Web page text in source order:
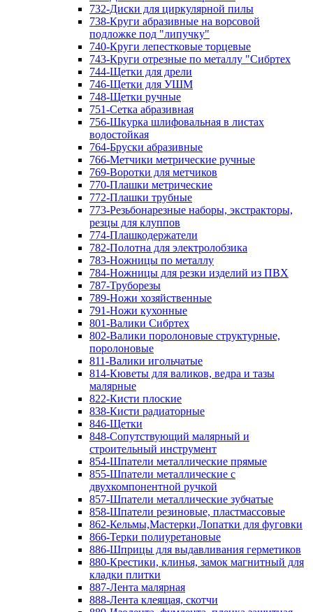
732-Диски для циркулярной пилы
738-Круги абразивные на ворсовой
подложке под "липучку"
740-Круги лепестковые торцевые
743-Круги отрезные по металлу "Сибртех
744-Щетки для дрели
746-Щетки для УШМ
748-Щетки ручные
751-Сетка абразивная
756-Шкурка шлифовальная в листах
водостойкая
764-Бруски абразивные
766-Метчики метрические ручные
769-Воротки для метчиков
770-Плашки метрические
772-Плашки трубные
773-Резьбонарезные наборы, экстракторы,
резцы для клуппов
774-Плашкодержатели
782-Полотна для электролобзика
783-Ножницы по металлу
784-Ножницы для резки изделий из ПВХ
787-Труборезы
789-Ножи хозяйственные
791-Ножи кухонные
801-Валики Сибртех
802-Валики поролоновые структурные,
поролоновые
811-Валики игольчатые
814-Кюветы для валиков, ведра и тазы
малярные
822-Кисти плоские
838-Кисти радиаторные
846-Щетки
848-Сопутствующий малярный и
строительный инструмент
854-Шпатели металлические прямые
855-Шпатели металлические с
двухкомпонентной ручкой
857-Шпатели металлические зубчатые
858-Шпатели резиновые, пластмассовые
862-Кельмы,Мастерки,Лопатки для фуговки
866-Терки полиуретановые
886-Шприцы для выдавливания герметиков
880-Крестики, клинья, замок магнитный для
кладки плитки
887-Лента малярная
888-Лента клеящая, скотчи